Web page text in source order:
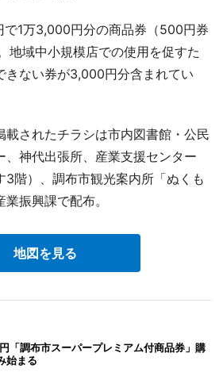
1万3,000円分の商品券（500円券
地域中小規模店での使用を促すた
きない券が3,000円分含まれてい
されたチラシは市内図書館・公民
、神代出張所、産業支援センター
3階）、調布市観光案内所「ぬくも
振興課で配布。
地図を見る
「調布市スーパープレミアム付商品券」購
始まる